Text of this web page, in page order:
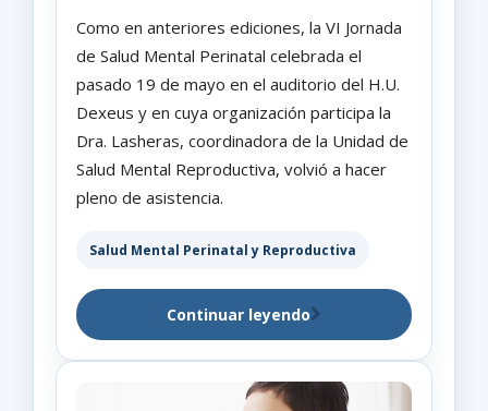
Como en anteriores ediciones, la VI Jornada
de Salud Mental Perinatal celebrada el
pasado 19 de mayo en el auditorio del H.U.
Dexeus y en cuya organización participa la
Dra. Lasheras, coordinadora de la Unidad de
Salud Mental Reproductiva, volvió a hacer
pleno de asistencia.
Salud Mental Perinatal y Reproductiva
Continuar leyendo